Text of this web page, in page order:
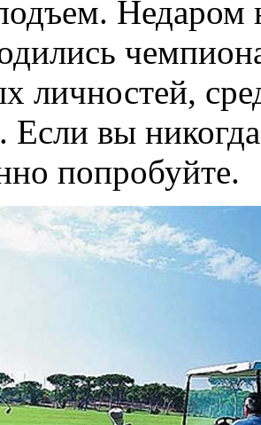
Недаром
личностей,
Если вы
попробуйте.